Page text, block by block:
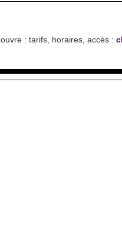
: tarifs, horaires, accès :